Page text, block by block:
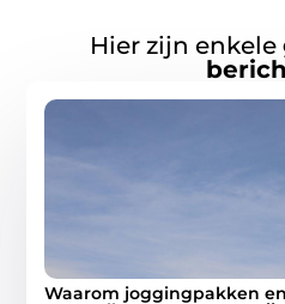
Hier zijn enkele
Waarom joggingpakken